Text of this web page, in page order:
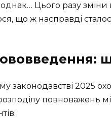
однак… Цього разу
що ж насправді
законодавстві 2025
повноважень